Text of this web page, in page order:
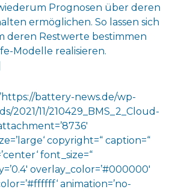
Prognosen über deren
ermöglichen. So lassen sich
deren Restwerte bestimmen
Modelle realisieren.
battery-news.de/wp-
2021/11/210429_BMS_2_Cloud-
copyright=“ caption=“
font_size=“
overlay_color=’#000000′
animation=’no-